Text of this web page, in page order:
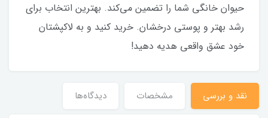
حیوان خانگی شما را تضمین می‌کند. بهترین انتخاب برای
رشد بهتر و پوستی درخشان. خرید کنید و به لاکپشتان
خود عشق واقعی هدیه دهید!
نقد و بررسی مشخصات دیدگاه‌ها